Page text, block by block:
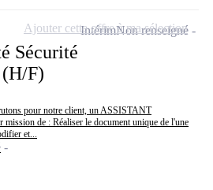
Sécurité
F)
pour notre client, un ASSISTANT
de : Réaliser le document unique de l'une
et...
IntérimNon renseigné
Ajouter cette offre à ma sélection